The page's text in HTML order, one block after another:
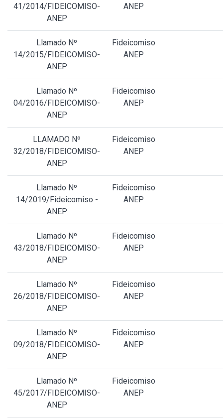
41/2014/FIDEICOMISO-
ANEP
ANEP
Llamado Nº
14/2015/FIDEICOMISO-
ANEP
Fideicomiso
ANEP
Llamado Nº
04/2016/FIDEICOMISO-
ANEP
Fideicomiso
ANEP
LLAMADO Nº
32/2018/FIDEICOMISO-
ANEP
Fideicomiso
ANEP
Llamado Nº
14/2019/Fideicomiso -
ANEP
Fideicomiso
ANEP
Llamado Nº
43/2018/FIDEICOMISO-
ANEP
Fideicomiso
ANEP
Llamado Nº
26/2018/FIDEICOMISO-
ANEP
Fideicomiso
ANEP
Llamado Nº
09/2018/FIDEICOMISO-
ANEP
Fideicomiso
ANEP
Llamado Nº
45/2017/FIDEICOMISO-
ANEP
Fideicomiso
ANEP